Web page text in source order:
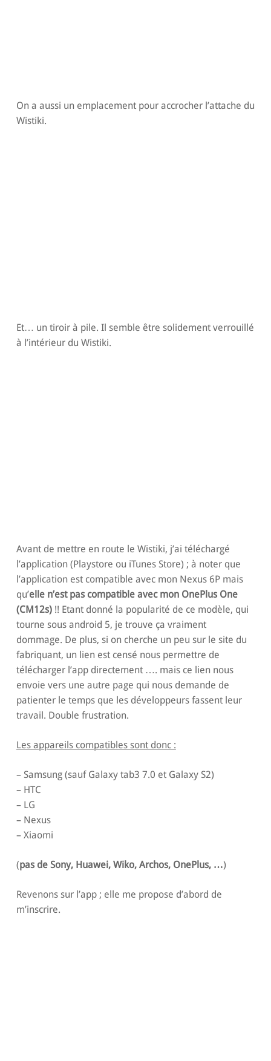
On a aussi un emplacement pour accrocher l’attache du
Wistiki.
Et… un tiroir à pile. Il semble être solidement verrouillé
à l’intérieur du Wistiki.
Avant de mettre en route le Wistiki, j’ai téléchargé
l’application (Playstore ou iTunes Store) ; à noter que
l’application est compatible avec mon Nexus 6P mais
qu’elle n’est pas compatible avec mon OnePlus One
(CM12s)!! Etant donné la popularité de ce modèle, qui
tourne sous android 5, je trouve ça vraiment
dommage. De plus, si on cherche un peu sur le site du
fabriquant, un lien est censé nous permettre de
télécharger l’app directement …. mais ce lien nous
envoie vers une autre page qui nous demande de
patienter le temps que les développeurs fassent leur
travail. Double frustration.
Les appareils compatibles sont donc :
– Samsung (sauf Galaxy tab3 7.0 et Galaxy S2)
– HTC
– LG
– Nexus
– Xiaomi
(pas de Sony, Huawei, Wiko, Archos, OnePlus, …)
Revenons sur l’app ; elle me propose d’abord de
m’inscrire.